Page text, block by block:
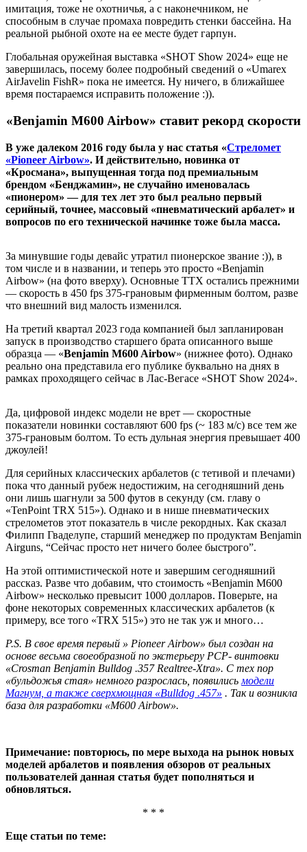
имитация, тоже не охотничья, а с наконечником, не
способным в случае промаха повредить стенки бассейна. На
реальной рыбной охоте на ее месте будет гарпун.
Глобальная оружейная выставка «SHOT Show 2024» еще не
завершилась, посему более подробный сведений о «Umarex
AirJavelin FishR» пока не имеется. Ну ничего, в ближайшее
время постараемся исправить положение :)).
«Benjamin M600 Airbow» ставит рекорд скорости
В уже далеком 2016 году была у нас статья «Стреломет
«Pioneer Airbow». И действительно, новинка от
«Кросмана», выпущенная тогда под премиальным
брендом «Бенджамин», не случайно именовалась
«пионером» — для тех лет это был реально первый
серийный, точнее, массовый «пневматический арбалет» и
вопросов по его технической начинке тоже была масса.
За минувшие годы девайс утратил пионерское звание :)), в
том числе и в названии, и теперь это просто «Benjamin
Airbow» (на фото вверху). Основные ТТХ остались прежними
— скорость в 450 fps 375-грановым фирменным болтом, разве
что внешний вид малость изменился.
На третий квартал 2023 года компанией был запланирован
запуск в производство старшего брата описанного выше
образца — «Benjamin M600 Airbow» (нижнее фото). Однако
реально она представила его публике буквально на днях в
рамках проходящего сейчас в Лас-Вегасе «SHOT Show 2024».
Да, цифровой индекс модели не врет — скоростные
показатели новинки составляют 600 fps (~ 183 м/с) все тем же
375-грановым болтом. То есть дульная энергия превышает 400
джоулей!
Для серийных классических арбалетов (с тетивой и плечами)
пока что данный рубеж недостижим, на сегодняшний день
они лишь шагнули за 500 футов в секунду (см. главу о
«TenPoint TRX 515»). Однако и в нише пневматических
стрелометов этот показатель в числе рекордных. Как сказал
Филипп Гваделупе, старший менеджер по продуктам Benjamin
Airguns, “Сейчас просто нет ничего более быстрого”.
На этой оптимистической ноте и завершим сегодняшний
рассказ. Разве что добавим, что стоимость «Benjamin M600
Airbow» несколько превысит 1000 долларов. Поверьте, на
фоне некоторых современных классических арбалетов (к
примеру, все того «TRX 515») это не так уж и много…
P.S. В свое время первый » Pioneer Airbow» был создан на
основе весьма своеобразной по экстерьеру PCP- винтовки
«Crosman Benjamin Bulldog .357 Realtree-Xtra». С тех пор
«бульдожья стая» немного разрослась, появились модели
Магнум, а также сверхмощная «Bulldog .457» . Так и возникла
база для разработки «M600 Airbow».
Примечание: повторюсь, по мере выхода на рынок новых
моделей арбалетов и появления обзоров от реальных
пользователей данная статья будет пополняться и
обновляться.
* * *
Еще статьи по теме: